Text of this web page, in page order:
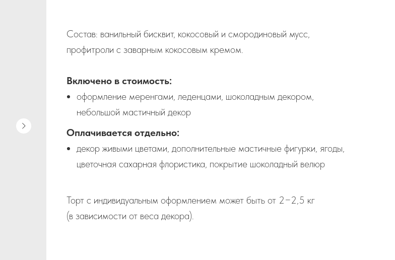
Состав: ванильный бисквит, кокосовый и смородиновый мусс,
профитроли с заварным кокосовым кремом.
Включено в стоимость:
оформление меренгами, леденцами, шоколадным декором,
небольшой мастичный декор
Оплачивается отдельно:
декор живыми цветами, дополнительные мастичные фигурки, ягоды,
цветочная сахарная флористика, покрытие шоколадный велюр
Торт с индивидуальным оформлением может быть от 2−2,5 кг
(в зависимости от веса декора).